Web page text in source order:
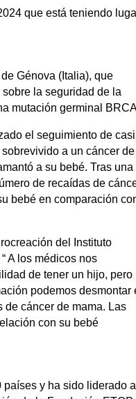
que está teniendo
Génova (Italia), que
la seguridad de la
mutación germinal
el seguimiento de casi
a un cáncer de
a su bebé. Tras una
de recaídas de
bebé en comparación
del Instituto
A los médicos nos
de tener un hijo, pero
podemos desmontar
de cáncer de mama. Las
con su bebé
y ha sido liderado a